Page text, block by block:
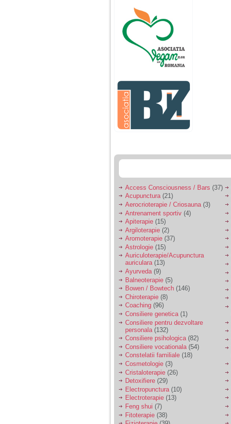
ani, privind in urma
realizez cat de multe
greseli am facut in
educatia si cresterea
ei, am fost o mama
egoista, preocupata
de implinirea
profesionala, cand ea
era mica am neglijat-
agresiva, orice
greseala era taxata cu
o palma sau pedepse.
De 4 ani am o relatie
serioasa cu un barbat
sa se manifeste o
Ma aflu aici pentru ca
vreau sa stiu daca am
nevoie de un psiholog
sau psihiatru.
Sunt casatorita, am
31 de ani si un copil in
varsta de 2 ani care
mi-e lumina ochilor.
De ceva timp simt ca
mi s-a adunat
oboseala, o oboseala
cronica de care nu pot
scapa si simt ca din
cauza ei nu pot
controla nervii si
cateodata are copilul
de suferit.
Am o bariera peste
care nu pot trece:
prietena mea a ramas
insarcinata cu o fata.
Am fost de comun
acord sa facem un
copil, cu gandul ca e
baiat.
Access Consciousness / Bars (37)
Acupunctura(21)
Aerocrioterapie / Criosauna (3)
Antrenament sportiv (4)
Apiterapie (15)
Argiloterapie (2)
Aromoterapie (37)
Astrologie (15)
Auriculoterapie/Acupunctura
auriculara(13)
Ayurveda(9)
Balneoterapie (5)
Bowen / Bowtech (146)
Chiroterapie (8)
Coaching (96)
Consiliere genetica(1)
Consiliere pentru dezvoltare
personala (132)
Consiliere psihologica(82)
Consiliere vocationala (54)
Constelatii familiale (18)
Cosmetologie (3)
Cristaloterapie (26)
Detoxifiere (29)
Electropunctura (10)
Electroterapie (13)
Feng shui (7)
Fitoterapie (38)